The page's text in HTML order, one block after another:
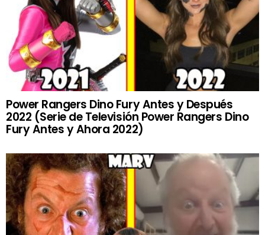
Power Rangers Dino Fury Antes y Después
2022 (Serie de Televisión Power Rangers Dino
Fury Antes y Ahora 2022)